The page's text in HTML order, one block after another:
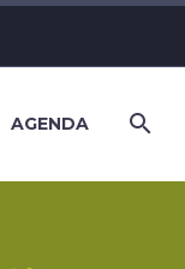
AGENDA